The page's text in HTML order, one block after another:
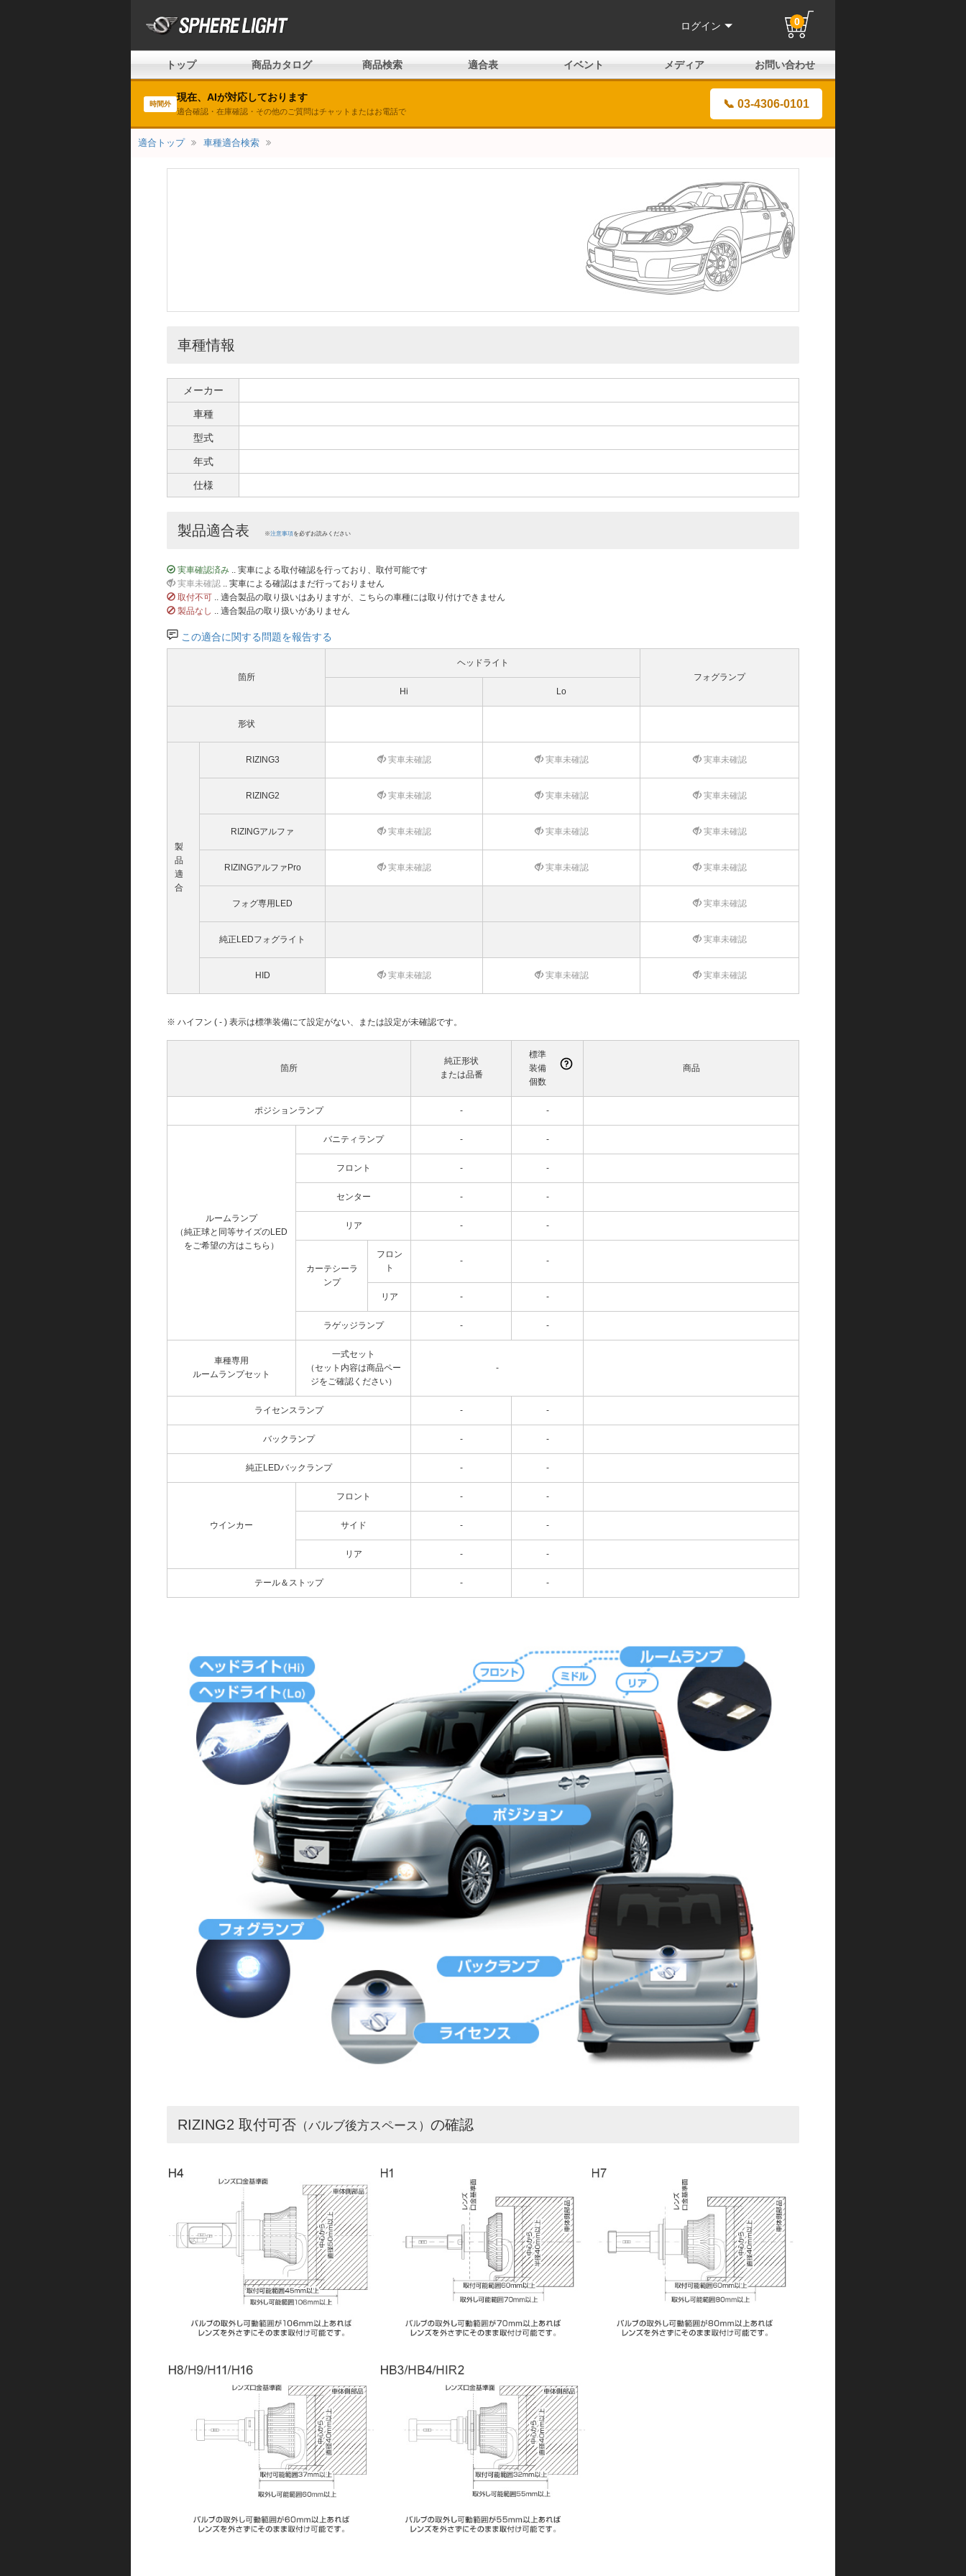
ログイン 0
トップ 商品カタログ 商品検索 適合表 イベント メディア お問い合わせ
時間外
現在、AIが対応しております
適合確認・在庫確認・その他のご質問はチャットまたはお電話で
📞 03-4306-0101
適合トップ 車種適合検索
車種情報
メーカー
車種
型式
年式
仕様
製品適合表 ※注意事項を必ずお読みください
実車確認済み .. 実車による取付確認を行っており、取付可能です
実車未確認 .. 実車による確認はまだ行っておりません
取付不可 .. 適合製品の取り扱いはありますが、こちらの車種には取り付けできません
製品なし .. 適合製品の取り扱いがありません
この適合に関する問題を報告する
箇所
ヘッドライト
フォグランプ
Hi
Lo
形状
製
品
適
合
RIZING3 実車未確認 実車未確認 実車未確認
RIZING2 実車未確認 実車未確認 実車未確認
RIZINGアルファ 実車未確認 実車未確認 実車未確認
RIZINGアルファPro 実車未確認 実車未確認 実車未確認
フォグ専用LED 実車未確認
純正LEDフォグライト 実車未確認
HID 実車未確認 実車未確認 実車未確認
※ ハイフン ( - ) 表示は標準装備にて設定がない、または設定が未確認です。
箇所
純正形状
または品番
標準
装備
個数
商品
ポジションランプ - -
ルームランプ
（純正球と同等サイズのLED
をご希望の方はこちら）
バニティランプ - -
フロント - -
センター - -
リア - -
カーテシーラ
ンプ
フロン
ト
- -
リア - -
ラゲッジランプ - -
車種専用
ルームランプセット
一式セット
（セット内容は商品ペー
ジをご確認ください）
-
ライセンスランプ - -
バックランプ - -
純正LEDバックランプ - -
ウインカー
フロント - -
サイド - -
リア - -
テール＆ストップ - -
RIZING2 取付可否 （バルブ後方スペース） の確認